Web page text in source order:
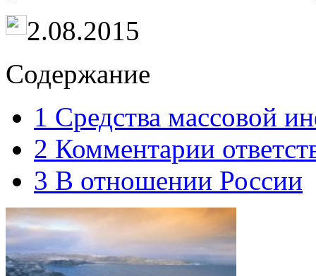
2.08.2015
Содержание
1 Средства массовой
2 Комментарии
3 В отношении России